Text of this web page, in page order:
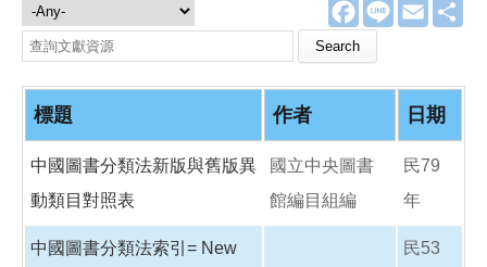
F
a
e
o
L
E
m
文獻資源
Search this site
標題 作者 日期
中國圖書分類法新版與舊版異
動類目對照表
國立中央圖書
館編目組編
民79
年
中國圖書分類法索引= New
民53